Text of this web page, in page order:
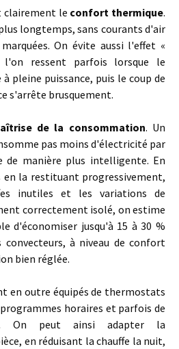
clairement le confort thermique.
longtemps, sans courants d'air
On évite aussi l'effet «
ressent parfois lorsque le
pleine puissance, puis le coup de
s'arrête brusquement.
de la consommation. Un
pas moins d'électricité par
manière plus intelligente. En
la restituant progressivement,
inutiles et les variations de
correctement isolé, on estime
d'économiser jusqu'à 15 à 30 %
à niveau de confort
bien réglée.
en outre équipés de thermostats
horaires et parfois de
On peut ainsi adapter la
en réduisant la chauffe la nuit,